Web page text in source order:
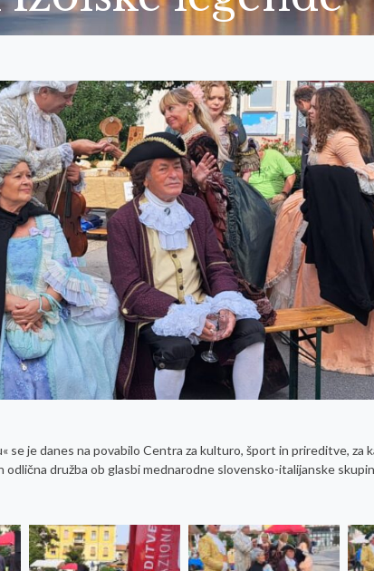
se je danes na povabilo Centra za kulturo, šport in prireditve, za
odlična družba ob glasbi mednarodne slovensko-italijanske